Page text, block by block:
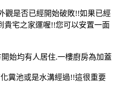
觀是否已經開始破敗!!如果已經
貴宅之家運喔!!您可以安置一面
始均有人居住.一樓廚房為加蓋
糞池或是水溝經過!!這很重要